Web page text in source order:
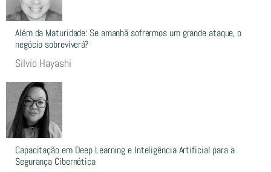
Além da Maturidade: Se amanhã sofrermos um grande ataque, o
negócio sobreviverá?
Silvio Hayashi
Capacitação em Deep Learning e Inteligência Artificial para a
Segurança Cibernética